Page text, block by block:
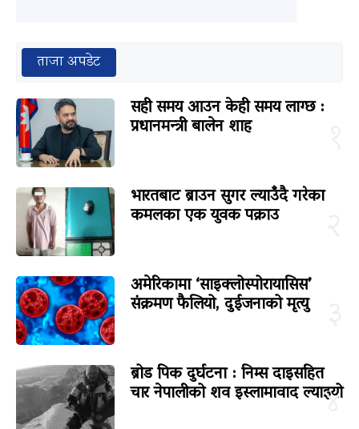
ताजा अपडेट
सही समय आउन केही समय लाग्छ :
प्रधानमन्त्री बालेन शाह
भारतबाट ब्राउन सुगर ल्याउँदै गरेका
कमलका एक युवक पक्राउ
अमेरिकामा ‘साइक्लोस्पोरायासिस’
संक्रमण फैलियो, दुईजनाको मृत्यु
४
ब्रोड पिक दुर्घटना : निम्स दाइसहित
चार नेपालीको शव इस्लामावाद ल्याइयो